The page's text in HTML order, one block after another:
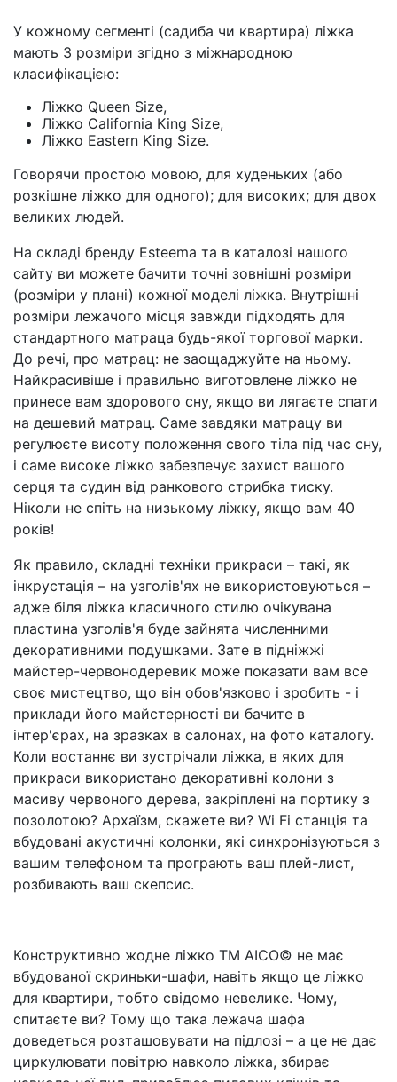
У кожному сегменті (садиба чи квартира) ліжка
мають 3 розміри згідно з міжнародною
класифікацією:
Ліжко Queen Size,
Ліжко California King Size,
Ліжко Eastern King Size.
Говорячи простою мовою, для худеньких (або
розкішне ліжко для одного); для високих; для двох
великих людей.
На складі бренду Esteema та в каталозі нашого
сайту ви можете бачити точні зовнішні розміри
(розміри у плані) кожної моделі ліжка. Внутрішні
розміри лежачого місця завжди підходять для
стандартного матраца будь-якої торгової марки.
До речі, про матрац: не заощаджуйте на ньому.
Найкрасивіше і правильно виготовлене ліжко не
принесе вам здорового сну, якщо ви лягаєте спати
на дешевий матрац. Саме завдяки матрацу ви
регулюєте висоту положення свого тіла під час сну,
і саме високе ліжко забезпечує захист вашого
серця та судин від ранкового стрибка тиску.
Ніколи не спіть на низькому ліжку, якщо вам 40
років!
Як правило, складні техніки прикраси – такі, як
інкрустація – на узголів'ях не використовуються –
адже біля ліжка класичного стилю очікувана
пластина узголів'я буде зайнята численними
декоративними подушками. Зате в підніжжі
майстер-червонодеревик може показати вам все
своє мистецтво, що він обов'язково і зробить - і
приклади його майстерності ви бачите в
інтер'єрах, на зразках в салонах, на фото каталогу.
Коли востаннє ви зустрічали ліжка, в яких для
прикраси використано декоративні колони з
масиву червоного дерева, закріплені на портику з
позолотою? Архаїзм, скажете ви? Wi Fi станція та
вбудовані акустичні колонки, які синхронізуються з
вашим телефоном та програють ваш плей-лист,
розбивають ваш скепсис.
Конструктивно жодне ліжко ТМ AICO© не має
вбудованої скриньки-шафи, навіть якщо це ліжко
для квартири, тобто свідомо невелике. Чому,
спитаєте ви? Тому що така лежача шафа
доведеться розташовувати на підлозі – а це не дає
циркулювати повітрю навколо ліжка, збирає